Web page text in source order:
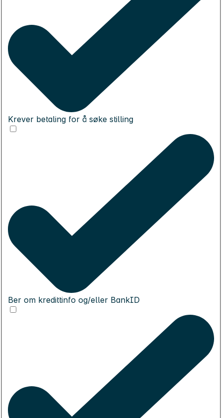
Krever betaling for å søke stilling
Ber om kredittinfo og/eller BankID